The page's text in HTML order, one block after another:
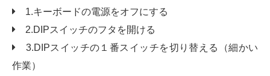
1.キーボードの電源をオフにする
2.DIPスイッチのフタを開ける
3.DIPスイッチの１番スイッチを切り替える（細かい
作業）